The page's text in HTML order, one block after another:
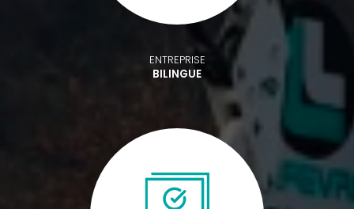
ENTREPRISE
BILINGUE